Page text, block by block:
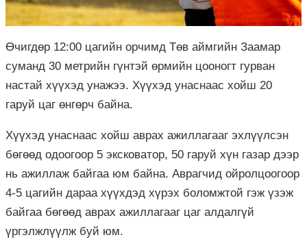
Өчигдөр 12:00 цагийн орчимд Төв аймгийн Заамар
суманд 30 метрийн гүнтэй өрмийн цооногт гурван
настай хүүхэд унажээ. Хүүхэд унаснаас хойш 20
гаруй цаг өнгөрч байна.
Хүүхэд унаснаас хойш аврах ажиллагааг эхлүүлсэн
бөгөөд одоогоор 5 эксковатор, 50 гаруй хүн газар дээр
нь ажиллаж байгаа юм байна. Аврагчид ойролцоогоор
4-5 цагийн дараа хүүхдэд хүрэх боломжтой гэж үзэж
байгаа бөгөөд аврах ажиллагааг цаг алдалгүй
үргэлжлүүлж буй юм.